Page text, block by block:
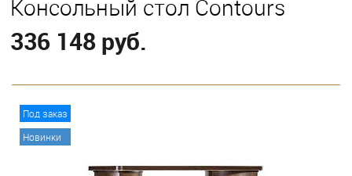
Консольный стол Contours
336 148 руб.
Под заказ
Новинки